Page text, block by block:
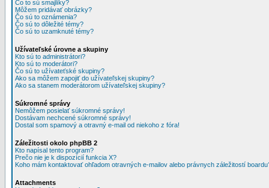
Čo to sú smajlíky?
Môžem pridávať obrázky?
Čo sú to oznámenia?
Čo sú to dôležité témy?
Čo sú to uzamknuté témy?
Užívateľské úrovne a skupiny
Kto sú to administrátori?
Kto sú to moderátori?
Čo sú to užívateťské skupiny?
Ako sa môžem zapojiť do užívateľskej skupiny?
Ako sa stanem moderátorom užívateľskej skupiny?
Súkromné správy
Nemôžem posielať súkromné správy!
Dostávam nechcené súkromné správy!
Dostal som spamový a otravný e-mail od niekoho z fóra!
Záležitosti okolo phpBB 2
Kto napísal tento program?
Prečo nie je k dispozícií funkcia X?
Koho mám kontaktovať ohľadom otravných e-mailov alebo právnych záležitostí
Attachments